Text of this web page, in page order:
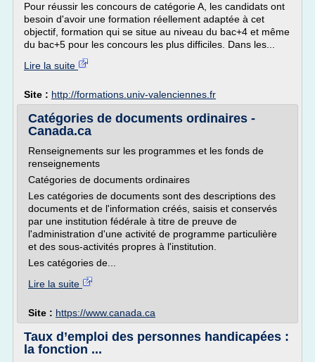
Pour réussir les concours de catégorie A, les candidats ont
besoin d'avoir une formation réellement adaptée à cet
objectif, formation qui se situe au niveau du bac+4 et même
du bac+5 pour les concours les plus difficiles. Dans les...
Lire la suite
Site : http://formations.univ-valenciennes.fr
Catégories de documents ordinaires -
Canada.ca
Renseignements sur les programmes et les fonds de
renseignements
Catégories de documents ordinaires
Les catégories de documents sont des descriptions des
documents et de l'information créés, saisis et conservés
par une institution fédérale à titre de preuve de
l'administration d'une activité de programme particulière
et des sous-activités propres à l'institution.
Les catégories de...
Lire la suite
Site : https://www.canada.ca
Taux d’emploi des personnes handicapées :
la fonction ...